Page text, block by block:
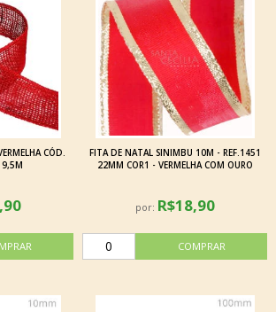
CÓD.
FITA DE NATAL SINIMBU 10M - REF.1451
22MM COR1 - VERMELHA COM OURO
por: R$18,90